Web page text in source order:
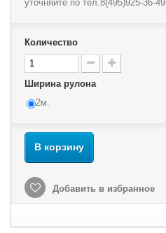
уточняйте по тел.8(495)925-36-49
Количество
Ширина рулона
2м.
В корзину
Добавить в избранное